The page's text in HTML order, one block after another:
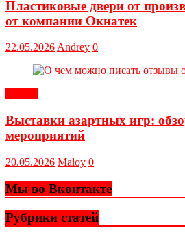
Пластиковые двери от
от компании Окнатек
22.05.2026Andrey 0
Выставки азартных игр:
мероприятий
20.05.2026 Maloy 0
Мы во Вконтакте
Рубрики статей